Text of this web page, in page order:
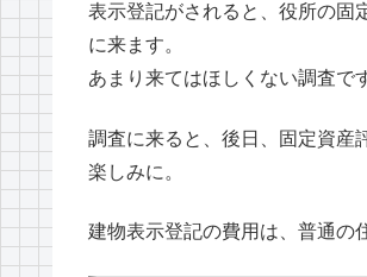
表示登記がされると、役所の固
に来ます。
あまり来てはほしくない調査で
調査に来ると、後日、固定資産
楽しみに。
建物表示登記の費用は、普通の